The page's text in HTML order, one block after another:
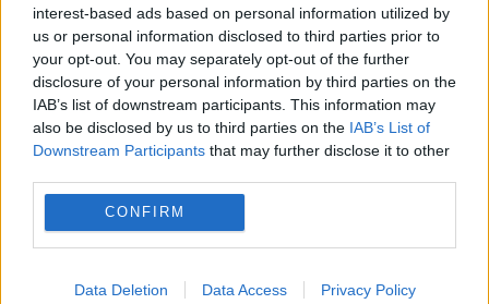
interest-based ads based on personal information utilized by
us or personal information disclosed to third parties prior to
your opt-out. You may separately opt-out of the further
disclosure of your personal information by third parties on the
IAB’s list of downstream participants. This information may
also be disclosed by us to third parties on the IAB’s List of
Downstream Participants that may further disclose it to other
CONFIRM
Data Deletion Data Access Privacy Policy
industria dronelor
INTERNATIONAL